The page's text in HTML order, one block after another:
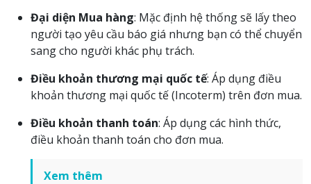
Đại diện Mua hàng: Mặc định hệ thống sẽ lấy theo
người tạo yêu cầu báo giá nhưng bạn có thể chuyển
sang cho người khác phụ trách.
Điều khoản thương mại quốc tế: Áp dụng điều
khoản thương mại quốc tế (Incoterm) trên đơn mua.
Điều khoản thanh toán: Áp dụng các hình thức,
điều khoản thanh toán cho đơn mua.
Xem thêm